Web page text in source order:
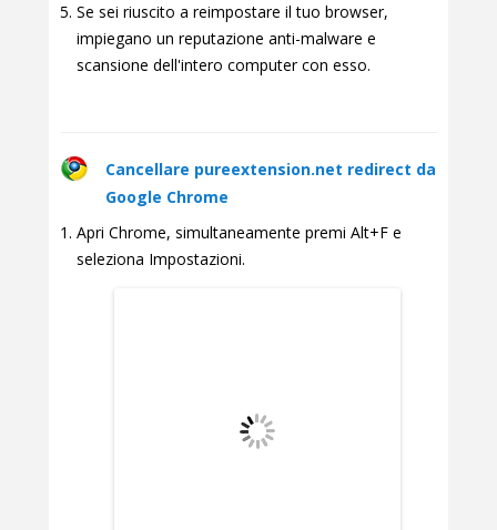
Se sei riuscito a reimpostare il tuo browser,
impiegano un reputazione anti-malware e
scansione dell'intero computer con esso.
Cancellare pureextension.net redirect da
Google Chrome
Apri Chrome, simultaneamente premi Alt+F e
seleziona Impostazioni.